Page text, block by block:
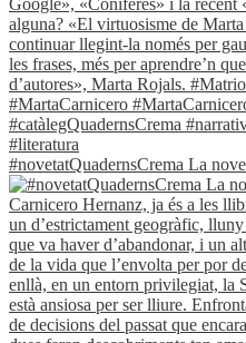
#novetatQuadernsCrema La